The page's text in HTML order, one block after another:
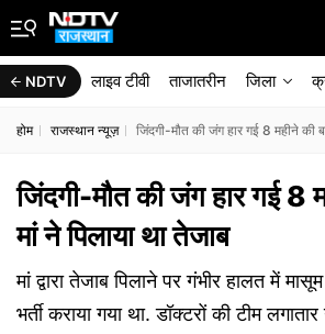
NDTV लाइव टीवी ताजातरीन जिला
होम राजस्थान न्यूज़ जिंदगी-मौत की जंग हार गई 8 महीने की
जिंदगी-मौत की जंग हार गई 8
मां ने पिलाया था तेजाब
मां द्वारा तेजाब पिलाने पर गंभीर हालत में
भर्ती कराया गया था. डॉक्टरों की टीम